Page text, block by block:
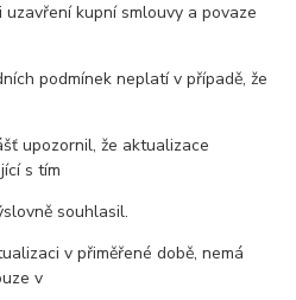
kupní smlouvy a povaze
podmínek neplatí v případě, že
upozornil, že aktualizace
s tím
souhlasil.
v přiměřené době, nemá
v